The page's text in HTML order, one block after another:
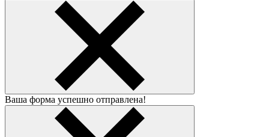
Ваша форма успешно отправлена!